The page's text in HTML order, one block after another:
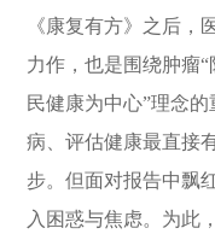
《康复有方》之后，
力作，也是围绕肿瘤“
民健康为中心”理念的
病、评估健康最直接
步。但面对报告中飘
入困惑与焦虑。为此